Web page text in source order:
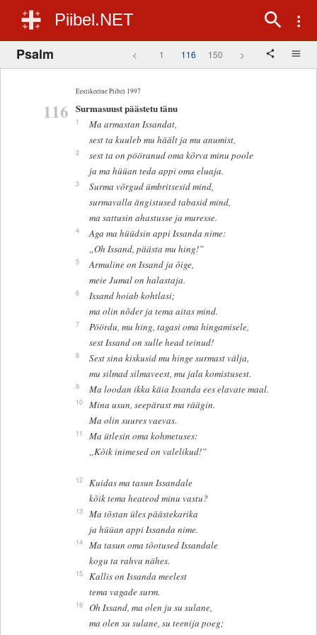
Piibel.NET
Psalm < 1 116 150 >
Eestikeelne Piibel 1997
116 Surmasuust päästetu tänu
1
Ma armastan Issandat,
sest ta kuuleb mu häält ja mu anumist,
2
sest ta on pööranud oma kõrva minu poole
ja ma hüüan teda appi oma eluaja.
3
Surma võrgud ümbritsesid mind,
surmavalla ängistused tabasid mind,
ma sattusin ahastusse ja muresse.
4
Aga ma hüüdsin appi Issanda nime:
„Oh Issand, päästa mu hing!”
5
Armuline on Issand ja õige,
meie Jumal on halastaja.
6
Issand hoiab kohtlasi;
ma olin nõder ja tema aitas mind.
7
Pöördu, mu hing, tagasi oma hingamisele,
sest Issand on sulle head teinud!
8
Sest sina kiskusid mu hinge surmast välja,
mu silmad silmaveest, mu jala komistusest.
9 Ma loodan ikka käia Issanda ees elavate maal.
10
Mina usun, seepärast ma räägin.
Ma olin suures vaevas.
11
Ma ütlesin oma kohmetuses:
„Kõik inimesed on valelikud!”
12
Kuidas ma tasun Issandale
kõik tema heateod minu vastu?
13
Ma tõstan üles päästekarika
ja hüüan appi Issanda nime.
14
Ma tasun oma tõotused Issandale
kogu ta rahva nähes.
15
Kallis on Issanda meelest
tema vagade surm.
16
Oh Issand, ma olen ju su sulane,
ma olen su sulane, su teenija poeg;